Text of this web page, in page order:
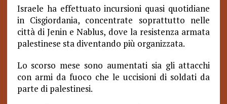
Israele ha effettuato incursioni quasi quotidiane
in Cisgiordania, concentrate soprattutto nelle
città di Jenin e Nablus, dove la resistenza armata
palestinese sta diventando più organizzata.
Lo scorso mese sono aumentati sia gli attacchi
con armi da fuoco che le uccisioni di soldati da
parte di palestinesi.